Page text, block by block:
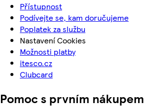
Přístupnost
Podívejte se, kam doručujeme
Poplatek za službu
Nastavení Cookies
Možnosti platby
itesco.cz
Clubcard
Pomoc s prvním nákupem